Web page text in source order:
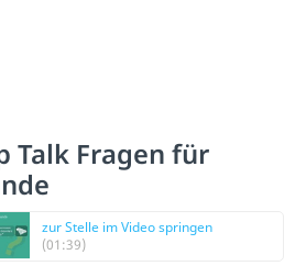
Talk Fragen für
zur Stelle im Video springen
(01:39)